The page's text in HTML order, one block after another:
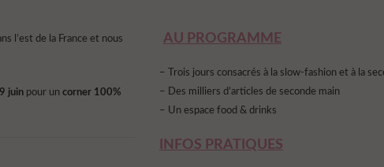
l’est de la France et nous
juin pour un corner 100%
AU PROGRAMME
– Trois jours consacrés à la slow-fashion et à la
– Des milliers d’articles de seconde main
– Un espace food & drinks
INFOS PRATIQUES